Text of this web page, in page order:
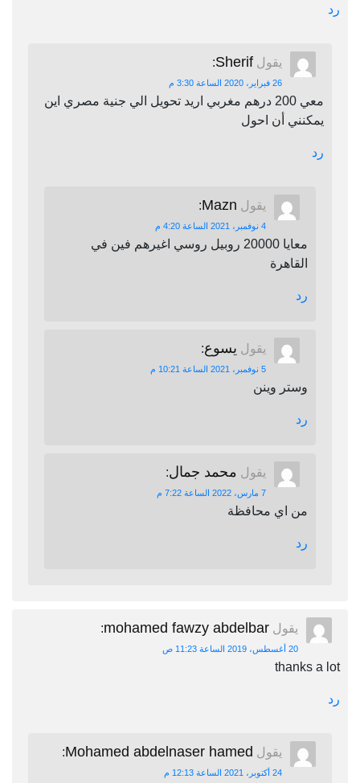
رد
يقول Sherif
:
26 فبراير، 2020 الساعة 3:30 م
معي 200 درهم مغربي اريد تحويل الي جنية مصري اين
يمكنني أن احول
رد
يقول Mazn
:
4 نوفمبر، 2021 الساعة 4:20 م
معايا 20000 روبيل روسي اغيرهم فين في
القاهرة
رد
يقول يسوع:
5 نوفمبر، 2021 الساعة 10:21 م
وستر وينن
رد
يقول محمد جمال:
7 مارس، 2022 الساعة 7:22 م
من اي محافظة
رد
يقول mohamed fawzy abdelbar
:
20 أغسطس، 2019 الساعة 11:23 ص
thanks a lot
رد
يقول Mohamed abdelnaser hamed
:
24 أكتوبر، 2021 الساعة 12:13 م